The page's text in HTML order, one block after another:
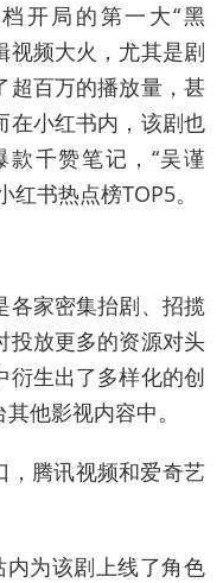
开局的第一大“黑
视频大火，尤其是剧
超百万的播放量，甚
在小红书内，该剧也
款千赞笔记，“吴谨
书热点榜TOP5。
各家密集抬剧、招揽
投放更多的资源对头
衍生出了多样化的创
他影视内容中。
，腾讯视频和爱奇艺
内为该剧上线了角色